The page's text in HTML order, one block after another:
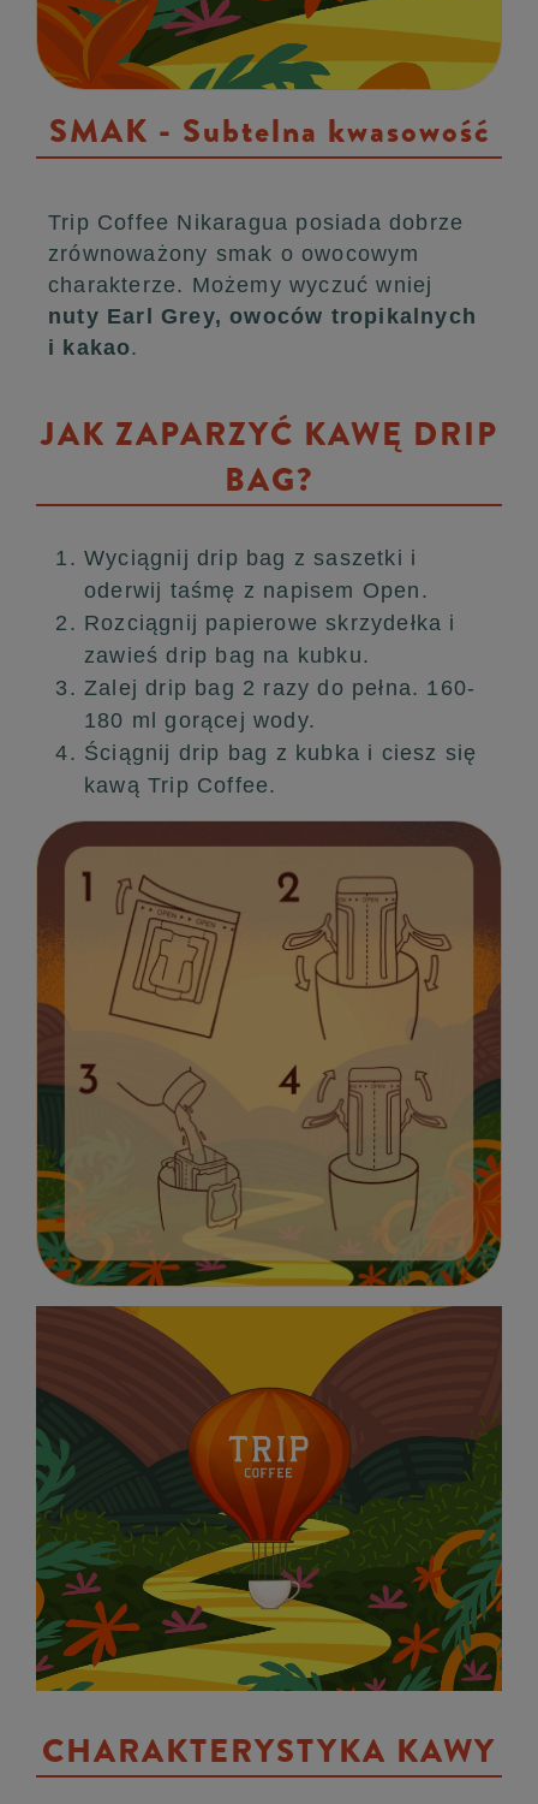
SMAK - Subtelna kwasowość
Trip Coffee Nikaragua posiada dobrze
zrównoważony smak o owocowym
charakterze. Możemy wyczuć wniej
nuty Earl Grey, owoców tropikalnych
i kakao.
JAK ZAPARZYĆ KAWĘ DRIP
BAG?
Wyciągnij drip bag z saszetki i
oderwij taśmę z napisem Open.
Rozciągnij papierowe skrzydełka i
zawieś drip bag na kubku.
Zalej drip bag 2 razy do pełna. 160-
180 ml gorącej wody.
Ściągnij drip bag z kubka i ciesz się
kawą Trip Coffee.
CHARAKTERYSTYKA KAWY